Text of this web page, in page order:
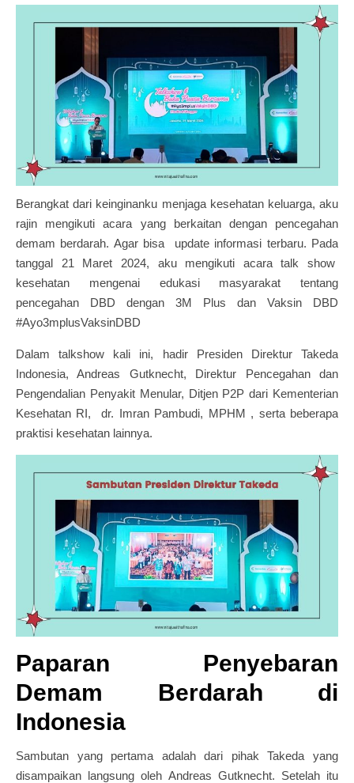
Berangkat dari keinginanku menjaga kesehatan keluarga, aku
rajin mengikuti acara yang berkaitan dengan pencegahan
demam berdarah. Agar bisa update informasi terbaru. Pada
tanggal 21 Maret 2024, aku mengikuti acara talk show
kesehatan mengenai edukasi masyarakat tentang
pencegahan DBD dengan 3M Plus dan Vaksin DBD
#Ayo3mplusVaksinDBD
Dalam talkshow kali ini, hadir Presiden Direktur Takeda
Indonesia, Andreas Gutknecht, Direktur Pencegahan dan
Pengendalian Penyakit Menular, Ditjen P2P dari Kementerian
Kesehatan RI, dr. Imran Pambudi, MPHM , serta beberapa
praktisi kesehatan lainnya.
Paparan Penyebaran
Demam Berdarah di
Indonesia
Sambutan yang pertama adalah dari pihak Takeda yang
disampaikan langsung oleh Andreas Gutknecht. Setelah itu